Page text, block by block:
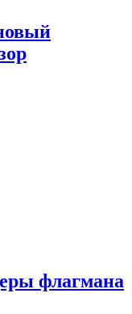
флагмана